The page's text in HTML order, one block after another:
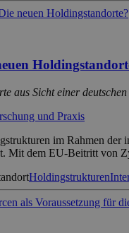
aus Sicht einer
und Praxis
im Rahmen der
Mit dem EU-Beitritt von
Holdingstrukturen